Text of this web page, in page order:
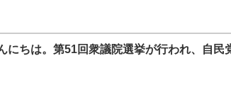
にちは。第51回衆議院選挙が行われ、自民